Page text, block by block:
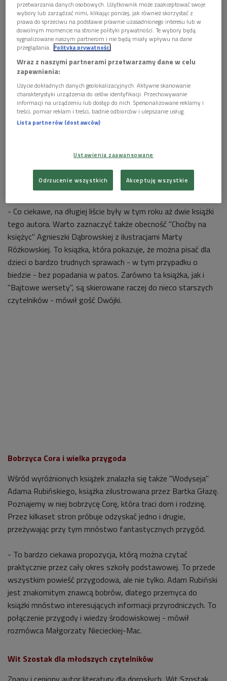
Dyskusja o kulturze dla dzieci. Czy zmienia się status
dziecka w społeczeństwie?
Międzynarodowy Dzień Książki dla Dzieci. "Literatura
to pokarm dla umysłu dziecka"
Literatura dla dzieci bez tabu
Gość Dwójki wyróżnił w rozmowie "Bajtowe wersety"
Marcina Szczygielskiego, zilustrowane przez Jacka
im. Ferdynanda Wspaniałego, a jego najnowsza książka to
opowieść rozgrywająca się w świecie dysku, którym rządzi
Bóg Marzenka z klasy IV C.
- Co ciekawe, na długiej liście były w tym roku aż dwie książki
tego autora. Warto zaznaczyć także obecność "Choćby na
księżyc" Agnieszki Dąbrowskiej z ilustracjami Marty
Różkowskiej. To książka, która pokazuje, że można pisać dla
dzieci o bardzo trudnych sprawach - w tym przypadku o
biedzie - bez popadania w patos. Zarówno ta książka, jak i
"Bajtowe wersety", są skierowane raczej do nieco starszych
czytelników - mówił gość Dwójki.
Bobrzyca Cora i wielka przygoda
Wśród wyróżnionych książek znalazła się także "Wodyseja"
Adama Rubińskiego, książka zilustrowana przez Bartka Głazę.
Poznajemy w niej bobrzycę Corę, która traci dom i rodzinę.
Przez kilkaset stron próbuje odzyskać jedno i drugie,
przeżywając przy tym mnóstwo fantastycznych przygód.
- To bardzo ciekawa propozycja, którą można czytać
praktycznie przez cały okres szkoły podstawowej. To przede
wszystkim powieść przygodowa, ale nie tylko. Adam Rubiński
jest znakomitym znawcą bobrów, dlatego przemyca do
książki mnóstwo interesujących informacji przyrodniczych. To
połączenie przygody i wiedzy środowiskowej - mówił
rozmówca Małgorzaty Niecieckiej-Mac.
Wit Szostak dla młodszych czytelników
przetwarzania danych osobowych. Użytkownik może zaakceptować swoje
wybory lub zarządzać nimi, klikając poniżej, jak również skorzystać z
prawa do sprzeciwu na podstawie prawnie uzasadnionego interesu lub w
dowolnym momencie na stronie polityki prywatności. Te wybory będą
sygnalizowane naszym partnerom i nie będą miały wpływu na dane
przeglądania. Polityka prywatności
Wraz z naszymi partnerami przetwarzamy dane w celu
zapewnienia:
Użycie dokładnych danych geolokalizacyjnych. Aktywne skanowanie
charakterystyki urządzenia do celów identyfikacji. Przechowywanie
informacji na urządzeniu lub dostęp do nich. Spersonalizowane reklamy i
treści, pomiar reklam i treści, badnie odbiorców i ulepszanie usług.
Lista partnerów (dostawców)
Ustawienia zaawansowane
Odrzucenie wszystkich Akceptuję wszystkie